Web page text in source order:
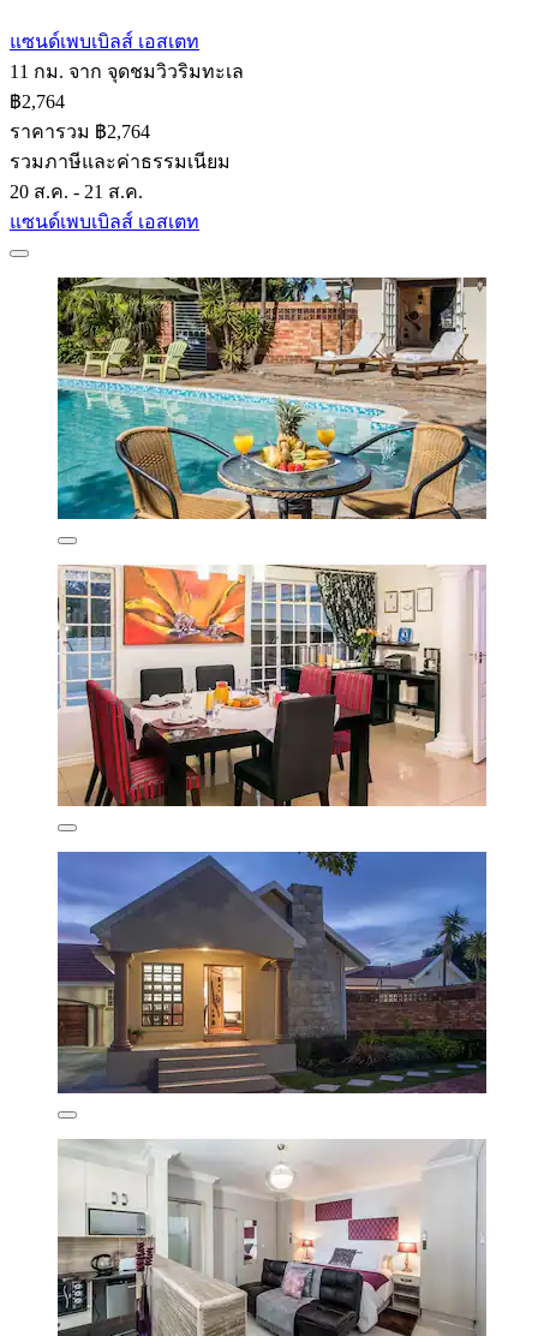
แซนด์เพบเบิลส์ เอสเตท
11 กม. จาก จุดชมวิวริมทะเล
฿2,764
ราคารวม ฿2,764
รวมภาษีและค่าธรรมเนียม
20 ส.ค. - 21 ส.ค.
แซนด์เพบเบิลส์ เอสเตท